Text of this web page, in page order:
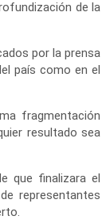
de la
por la prensa
país como en el
fragmentación
resultado sea
que finalizara el
representantes